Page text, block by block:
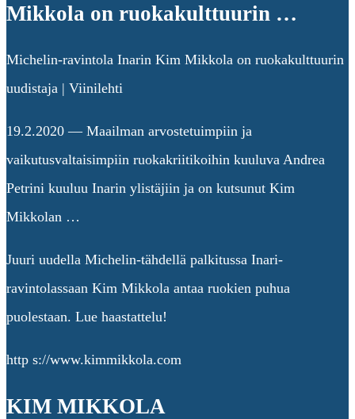
Mikkola on ruokakulttuurin …
Michelin-ravintola Inarin Kim Mikkola on ruokakulttuurin
uudistaja | Viinilehti
19.2.2020 — Maailman arvostetuimpiin ja
vaikutusvaltaisimpiin ruokakriitikoihin kuuluva Andrea
Petrini kuuluu Inarin ylistäjiin ja on kutsunut Kim
Mikkolan …
Juuri uudella Michelin-tähdellä palkitussa Inari-
ravintolassaan Kim Mikkola antaa ruokien puhua
puolestaan. Lue haastattelu!
http s://www.kimmikkola.com
KIM MIKKOLA